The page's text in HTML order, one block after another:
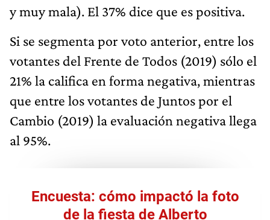
y muy mala). El 37% dice que es positiva.
Si se segmenta por voto anterior, entre los
votantes del Frente de Todos (2019) sólo el
21% la califica en forma negativa, mientras
que entre los votantes de Juntos por el
Cambio (2019) la evaluación negativa llega
al 95%.
Encuesta: cómo impactó la foto
de la fiesta de Alberto